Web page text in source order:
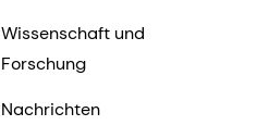
Wissenschaft und
Forschung
Nachrichten